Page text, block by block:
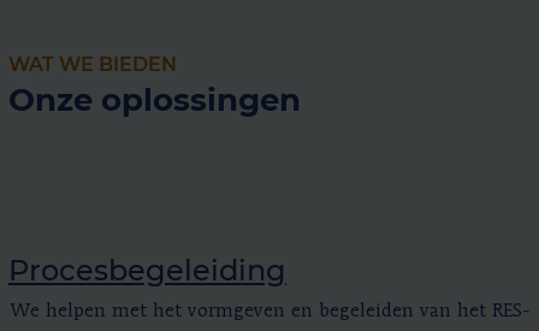
WAT WE BIEDEN
Onze oplossingen
Procesbegeleiding
We helpen met het vormgeven en begeleiden van het RES-